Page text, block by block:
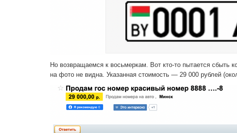
Но возвращаемся к восьмеркам. Вот кто-то пытается
на фото не видна. Указанная стоимость — 29 000 рублей